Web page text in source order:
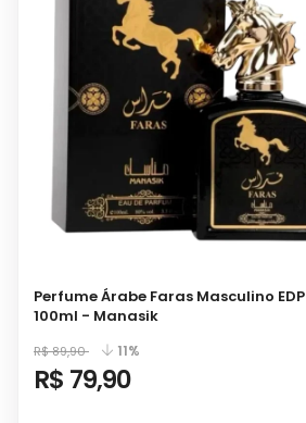
Perfume Árabe Faras Masculino EDP
100ml - Manasik
R$ 89,90 11%
R$ 79,90